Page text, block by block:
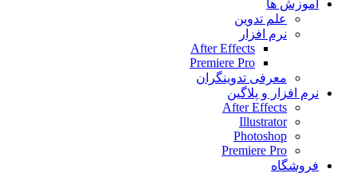
آموزش ها
علم تدوین
نرم افزار
After Effects
Premiere Pro
معرفی تدوینگران
نرم افزار و پلاگین
After Effects
Illustrator
Photoshop
Premiere Pro
فروشگاه